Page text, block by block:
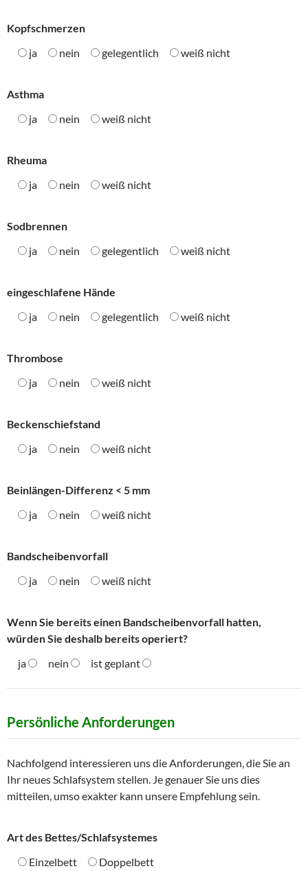
Kopfschmerzen
ja
nein gelegentlich weiß nicht
Asthma
ja
nein weiß nicht
Rheuma
ja
nein weiß nicht
Sodbrennen
ja
nein gelegentlich weiß nicht
eingeschlafene Hände
ja
nein gelegentlich weiß nicht
Thrombose
ja
nein weiß nicht
Beckenschiefstand
ja
nein weiß nicht
Beinlängen-Differenz < 5 mm
ja
nein weiß nicht
Bandscheibenvorfall
ja
nein weiß nicht
Wenn Sie bereits einen Bandscheibenvorfall hatten,
würden Sie deshalb bereits operiert?
ja
nein ist geplant
Persönliche Anforderungen
Nachfolgend interessieren uns die Anforderungen, die Sie an
Ihr neues Schlafsystem stellen. Je genauer Sie uns dies
mitteilen, umso exakter kann unsere Empfehlung sein.
Art des Bettes/Schlafsystemes
Einzelbett
Doppelbett